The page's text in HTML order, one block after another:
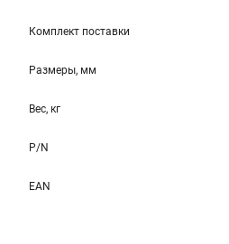
Комплект поставки
Размеры, мм
Вес, кг
P/N
EAN